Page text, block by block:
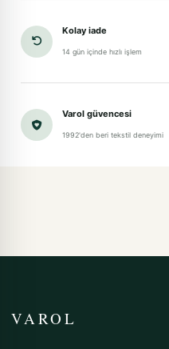
Kolay iade
14 gün içinde hızlı işlem
Varol güvencesi
1992'den beri tekstil deneyimi
VAROL